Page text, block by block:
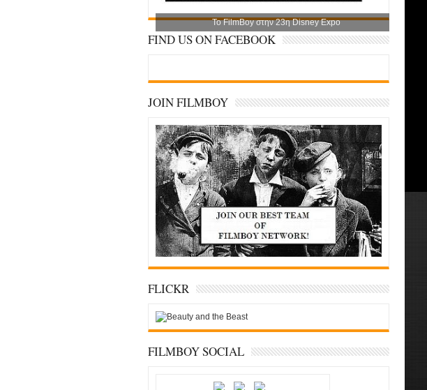
Το FilmBoy στην 23η Disney Expo
FIND US ON FACEBOOK
JOIN FILMBOY
FLICKR
FILMBOY SOCIAL